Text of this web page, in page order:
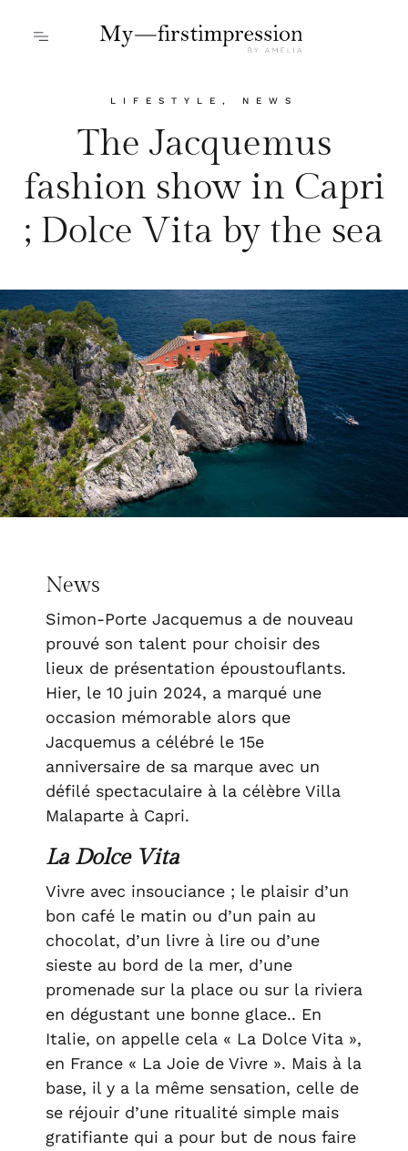
LIFESTYLE , NEWS
The Jacquemus
fashion show in Capri
; Dolce Vita by the sea
News
Simon-Porte Jacquemus a de nouveau
prouvé son talent pour choisir des
lieux de présentation époustouflants.
Hier, le 10 juin 2024, a marqué une
occasion mémorable alors que
Jacquemus a célébré le 15e
anniversaire de sa marque avec un
défilé spectaculaire à la célèbre Villa
Malaparte à Capri.
La Dolce Vita
Vivre avec insouciance ; le plaisir d’un
bon café le matin ou d’un pain au
chocolat, d’un livre à lire ou d’une
sieste au bord de la mer, d’une
promenade sur la place ou sur la riviera
en dégustant une bonne glace.. En
Italie, on appelle cela « La Dolce Vita »,
en France « La Joie de Vivre ». Mais à la
base, il y a la même sensation, celle de
se réjouir d’une ritualité simple mais
gratifiante qui a pour but de nous faire